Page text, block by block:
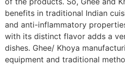
benefits in traditional Indian
and anti-inflammatory
with its distinct flavor adds a
dishes. Ghee/ Khoya
equipment and traditional